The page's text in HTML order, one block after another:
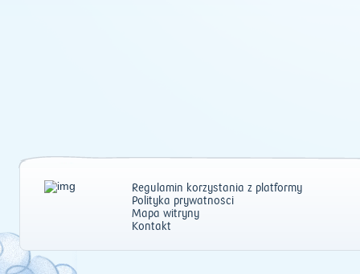
Regulamin korzystania z platformy
Polityka prywatności
Mapa witryny
Kontakt